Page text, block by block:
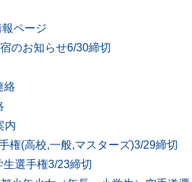
ページ
のお知らせ6/30締切
絡
内
権(高校,一般,マスターズ)3/29締切
選手権3/23締切